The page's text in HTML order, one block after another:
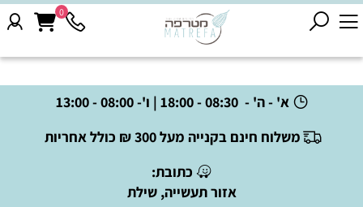
א' - ה' - 08:30 - 18:00 | ו'- 08:00 - 13:00
משלוח חינם בקנייה מעל 300 ₪ כולל אחריות
כתובת:
אזור תעשייה, שילת
0